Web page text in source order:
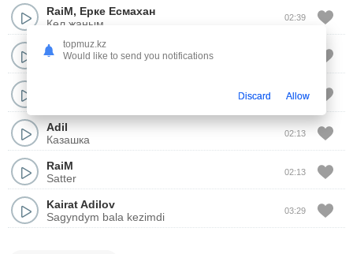
RaiM, Ерке Есмахан
Кел жаным
02:39
Adil Aidarbek
Balausa Samuryk
Asyl Bagym
02:27
Adil
Казашка
02:13
RaiM
Satter
02:13
Kairat Adilov
Sagyndym bala kezimdi
03:29
topmuz.kz
Would like to send you notifications
Discard Allow